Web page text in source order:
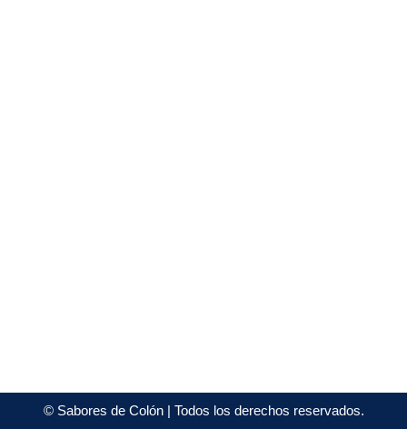
©Sabores de Colón| Todos los derechos reservados.